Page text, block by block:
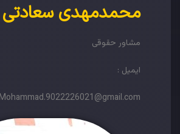
محمدمهدی سعادتی
مشاور حقوقی
ایمیل :
Mohammad.9022226021@gmail.com